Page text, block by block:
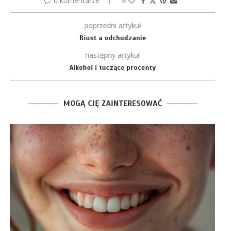
poprzedni artykuł
Biust a odchudzanie
następny artykuł
Alkohol i tuczące procenty
MOGĄ CIĘ ZAINTERESOWAĆ